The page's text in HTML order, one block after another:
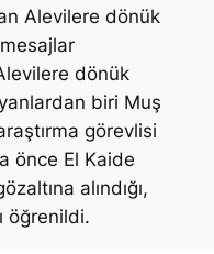
Alevilere dönük
dönük
biri Muş
görevlisi
önce El Kaide
alındığı,
öğrenildi.